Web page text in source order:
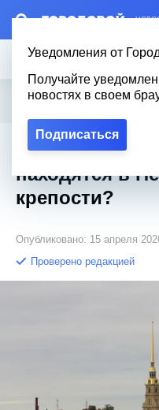
–
Уведомления от
Получайте
новостях в своем
Подписаться
Новости Эксклюзив
Городовой Вопросы о
Какие
находятся в
крепости?
Опубликовано: 15 апреля
Проверено редакцией